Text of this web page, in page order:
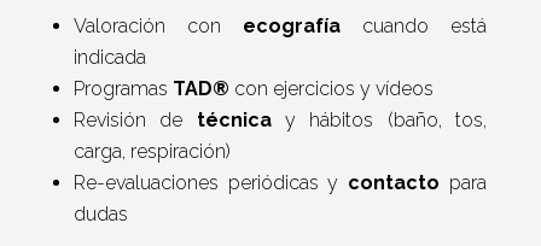
Valoración con ecografía cuando está
indicada
Programas TAD® con ejercicios y vídeos
Revisión de técnicay hábitos (baño, tos,
carga, respiración)
Re-evaluaciones periódicas y contacto para
dudas